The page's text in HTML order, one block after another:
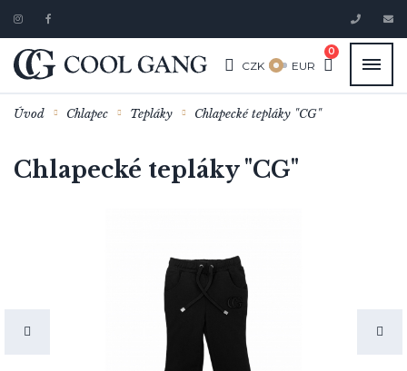
CZK EUR
0
Úvod Chlapec Tepláky Chlapecké tepláky "CG"
Chlapecké tepláky "CG"